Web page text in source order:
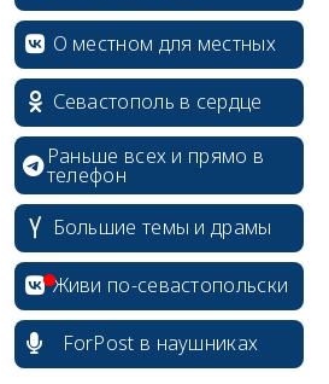
О местном для местных
Севастополь в сердце
Раньше всех и прямо в
телефон
Большие темы и драмы
Живи по-севастопольски
ForPost в наушниках
erid: 2SDnjcrDNw6